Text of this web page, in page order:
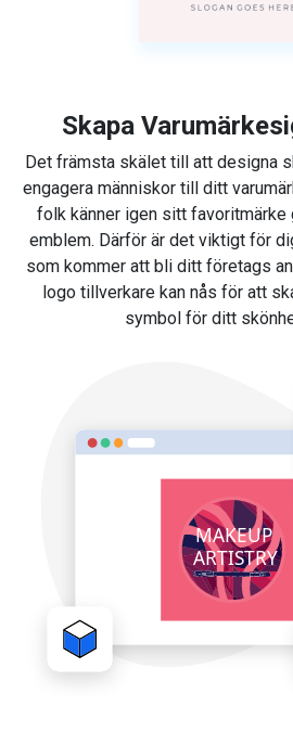
Skapa
Det främsta skälet till att designa
engagera människor till ditt
folk känner igen sitt
emblem. Därför är det viktigt för
som kommer att bli ditt företags
logo tillverkare kan nås för att
symbol för ditt